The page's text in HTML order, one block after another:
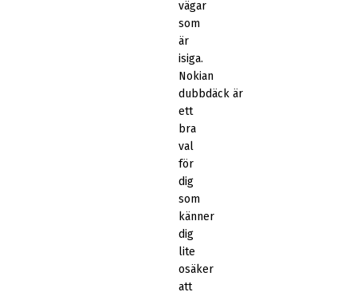
vägar
som
är
isiga.
Nokian
dubbdäck är
ett
bra
val
för
dig
som
känner
dig
lite
osäker
att